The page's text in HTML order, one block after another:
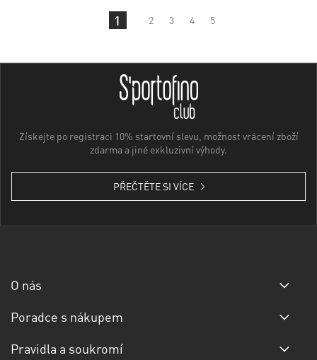
1 2 3 4 5
Získejte po registraci 10% startovní slevu, možnost vrácení zboží
zdarma a jiné exkluzivní výhody.
PŘEČTĚTE SI VÍCE
O nás
Poradce s nákupem
Pravidla a soukromí